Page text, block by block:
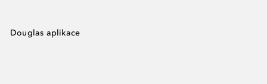
Douglas aplikace